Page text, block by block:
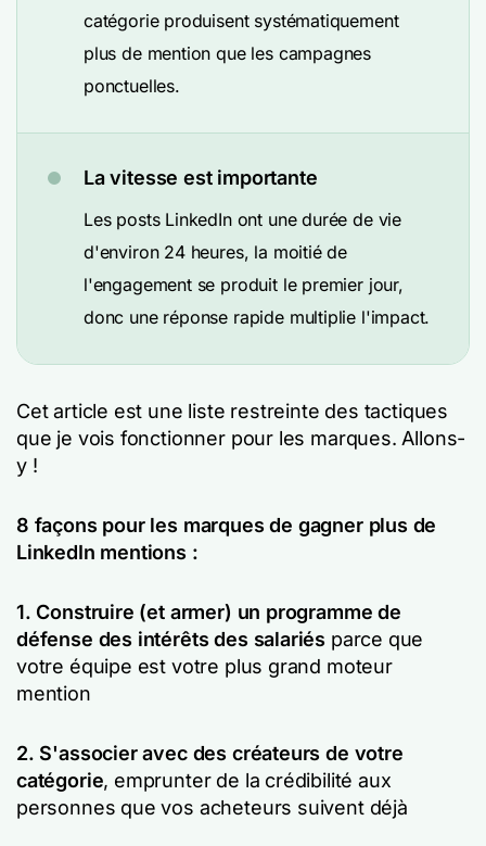
catégorie produisent systématiquement
plus de mention que les campagnes
ponctuelles.
La vitesse est importante
Les posts LinkedIn ont une durée de vie
d'environ 24 heures, la moitié de
l'engagement se produit le premier jour,
donc une réponse rapide multiplie l'impact.
Cet article est une liste restreinte des tactiques
que je vois fonctionner pour les marques. Allons-
y !
8 façons pour les marques de gagner plus de
LinkedIn mentions :
1. Construire (et armer) un programme de
défense des intérêts des salariés parce que
votre équipe est votre plus grand moteur
mention
2. S'associer avec des créateurs de votre
catégorie, emprunter de la crédibilité aux
personnes que vos acheteurs suivent déjà